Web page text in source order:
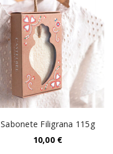
Sabonete Filigrana 115g
10,00 €